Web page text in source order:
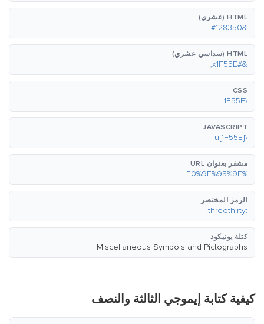
HTML (عشري)
&#128350;
HTML (سداسي عشري)
&#x1F55E;
CSS
\1F55E
JAVASCRIPT
\u{1F55E}
مشفر بعنوان URL
%F0%9F%95%9E
الرمز المختصر
:threethirty:
كتلة يونيكود
Miscellaneous Symbols and Pictographs
كيفية كتابة إيموجي الثالثة والنصف